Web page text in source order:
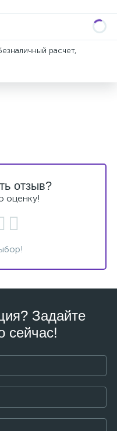
расчет,
отзыв?
оценку!
Задайте
сейчас!